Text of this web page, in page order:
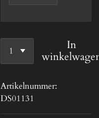
In
Artikelnummer:
DS01131